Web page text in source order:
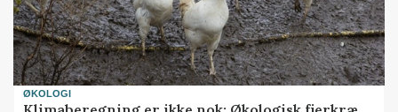
ØKOLOGI